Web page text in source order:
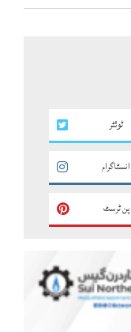
ٹوئٹر
انسٹاگرام
پن ٹرسٹ